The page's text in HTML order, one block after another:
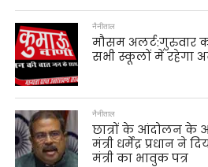
नैनीताल
मौसम अलर्ट:गुरुवार
सभी स्कूलों में रहेगा
नैनीताल
छात्रों के आंदोलन के
मंत्री धर्मेंद्र प्रधान ने
मंत्री का भावुक पत्र